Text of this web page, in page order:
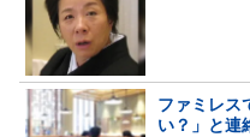
ファミレス
い？」と連